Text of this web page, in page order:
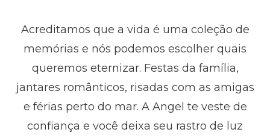
Acreditamos que a vida é uma coleção de
memórias e nós podemos escolher quais
queremos eternizar. Festas da família,
jantares românticos, risadas com as amigas
e férias perto do mar. A Angel te veste de
confiança e você deixa seu rastro de luz